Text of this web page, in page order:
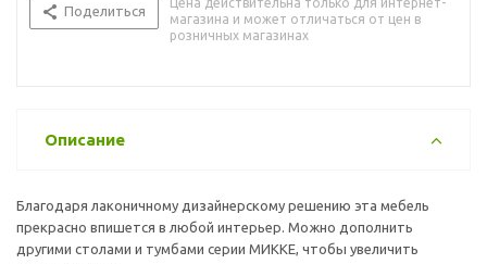
Поделиться
магазина и может отличаться от цен в
розничных магазинах
Описание
Благодаря лаконичному дизайнерскому решению эта мебель
прекрасно впишется в любой интерьер. Можно дополнить
другими столами и тумбами серии МИККЕ, чтобы увеличить